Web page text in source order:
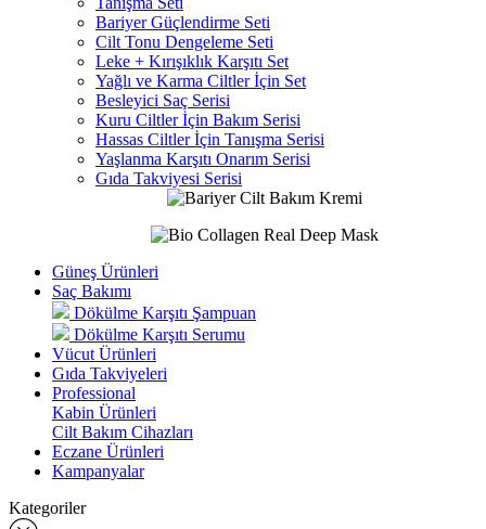
Bariyer Güçlendirme Seti
Cilt Tonu Dengeleme Seti
Leke + Kırışıklık Karşıtı Set
Yağlı ve Karma Ciltler İçin Set
Besleyici Saç Serisi
Kuru Ciltler İçin Bakım Serisi
Hassas Ciltler İçin Tanışma Serisi
Yaşlanma Karşıtı Onarım Serisi
Gıda Takviyesi Serisi
Güneş Ürünleri
Saç Bakımı
Dökülme Karşıtı Şampuan
Dökülme Karşıtı Serumu
Vücut Ürünleri
Gıda Takviyeleri
Professional
Kabin Ürünleri
Cilt Bakım Cihazları
Eczane Ürünleri
Kampanyalar
Kategoriler